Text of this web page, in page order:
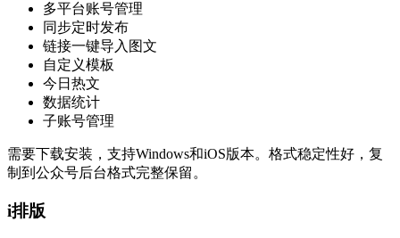
多平台账号管理
同步定时发布
链接一键导入图文
自定义模板
今日热文
数据统计
子账号管理
需要下载安装，支持Windows和iOS版本。格式稳定性好，复
制到公众号后台格式完整保留。
i排版